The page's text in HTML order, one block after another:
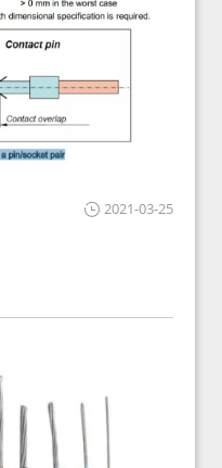
2021-03-25